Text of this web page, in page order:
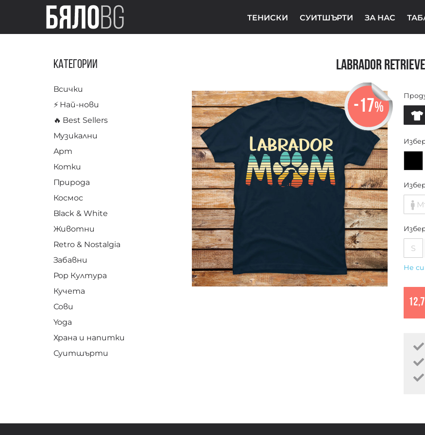
ТЕНИСКИ СУИТШЪРТИ ЗА НАС
Категории
Всички
⚡️ Най-нови
🔥 Best Sellers
Музикални
Арт
Котки
Природа
Космос
Black & White
Животни
Retro & Nostalgia
Забавни
Pop Култура
Кучета
Сови
Yoga
Храна и напитки
Суитшърти
Labrador
-17%
S
Не си